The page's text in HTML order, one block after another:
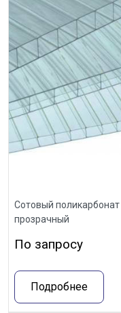
Сотовый
прозрачный
По запросу
Подробнее